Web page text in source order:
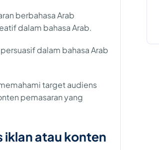
berbahasa Arab
dalam bahasa Arab.
dalam bahasa Arab
target audiens
pemasaran yang
iklan atau konten